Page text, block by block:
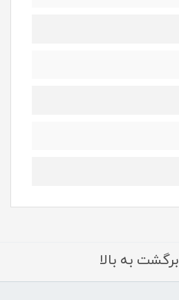
برگشت به بالا